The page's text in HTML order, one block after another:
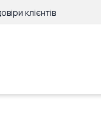
клієнтів